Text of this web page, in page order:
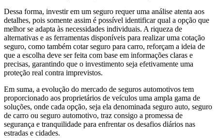
Dessa forma, investir em um seguro requer uma análise atenta aos
detalhes, pois somente assim é possível identificar qual a opção que
melhor se adapta às necessidades individuais. A riqueza de
alternativas e as ferramentas disponíveis para realizar uma cotação
seguro, como também cotar seguro para carro, reforçam a ideia de
que a escolha deve ser feita com base em informações claras e
precisas, garantindo que o investimento seja efetivamente uma
proteção real contra imprevistos.
Em suma, a evolução do mercado de seguros automotivos tem
proporcionado aos proprietários de veículos uma ampla gama de
soluções, onde cada opção, seja ela denominada seguro auto, seguro
de carro ou seguro automotivo, traz consigo a promessa de
segurança e tranquilidade para enfrentar os desafios diários nas
estradas e cidades.